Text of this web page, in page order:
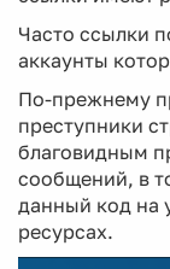
Часто ссылки
аккаунты
По-прежнему
преступники
благовидным
сообщений, в
данный код на
ресурсах.